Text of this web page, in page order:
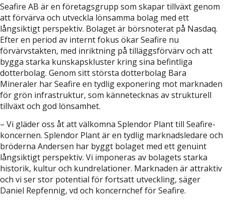
Seafire AB är en företagsgrupp som skapar tillväxt genom
att förvärva och utveckla lönsamma bolag med ett
långsiktigt perspektiv. Bolaget är börsnoterat på Nasdaq.
Efter en period av internt fokus ökar Seafire nu
förvärvstakten, med inriktning på tilläggsförvärv och att
bygga starka kunskapskluster kring sina befintliga
dotterbolag. Genom sitt största dotterbolag Bara
Mineraler har Seafire en tydlig exponering mot marknaden
för grön infrastruktur, som kännetecknas av strukturell
tillväxt och god lönsamhet.
– Vi gläder oss åt att välkomna Splendor Plant till Seafire-
koncernen. Splendor Plant är en tydlig marknadsledare och
bröderna Andersen har byggt bolaget med ett genuint
långsiktigt perspektiv. Vi imponeras av bolagets starka
historik, kultur och kundrelationer. Marknaden är attraktiv
och vi ser stor potential för fortsatt utveckling, säger
Daniel Repfennig, vd och koncernchef för Seafire.